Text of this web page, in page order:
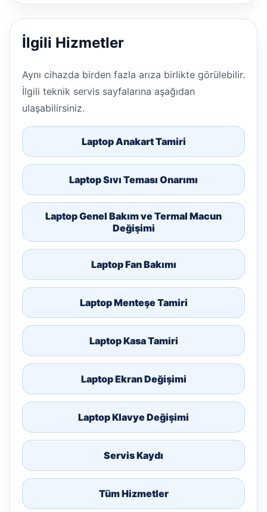
İlgili Hizmetler
Aynı cihazda birden fazla arıza birlikte görülebilir.
İlgili teknik servis sayfalarına aşağıdan
ulaşabilirsiniz.
Laptop Anakart Tamiri
Laptop Sıvı Teması Onarımı
Laptop Genel Bakım ve Termal Macun
Değişimi
Laptop Fan Bakımı
Laptop Menteşe Tamiri
Laptop Kasa Tamiri
Laptop Ekran Değişimi
Laptop Klavye Değişimi
Servis Kaydı
Tüm Hizmetler